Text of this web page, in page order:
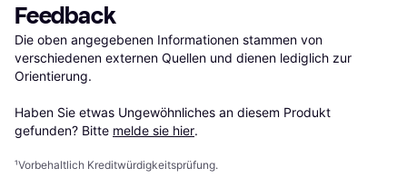
Feedback
Die oben angegebenen Informationen stammen von
verschiedenen externen Quellen und dienen lediglich zur
Orientierung.
Haben Sie etwas Ungewöhnliches an diesem Produkt
gefunden? Bitte melde sie hier.
¹Vorbehaltlich Kreditwürdigkeitsprüfung.